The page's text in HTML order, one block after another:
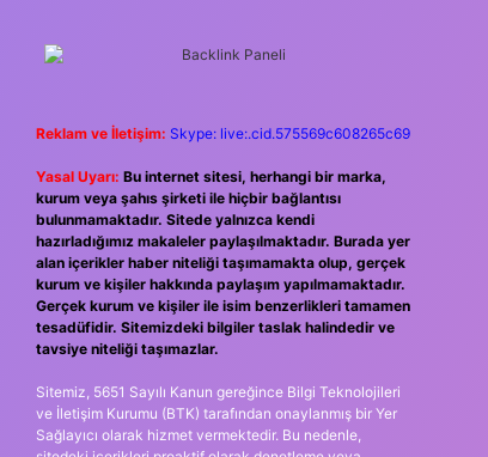
Reklam ve İletişim: Skype: live:.cid.575569c608265c69
Yasal Uyarı: Bu internet sitesi, herhangi bir marka,
kurum veya şahıs şirketi ile hiçbir bağlantısı
bulunmamaktadır. Sitede yalnızca kendi
hazırladığımız makaleler paylaşılmaktadır. Burada yer
alan içerikler haber niteliği taşımamakta olup, gerçek
kurum ve kişiler hakkında paylaşım yapılmamaktadır.
Gerçek kurum ve kişiler ile isim benzerlikleri tamamen
tesadüfidir. Sitemizdeki bilgiler taslak halindedir ve
tavsiye niteliği taşımazlar.
Sitemiz, 5651 Sayılı Kanun gereğince Bilgi Teknolojileri
ve İletişim Kurumu (BTK) tarafından onaylanmış bir Yer
Sağlayıcı olarak hizmet vermektedir. Bu nedenle,